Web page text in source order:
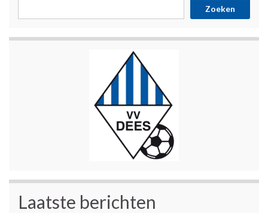
Zoeken
Laatste berichten